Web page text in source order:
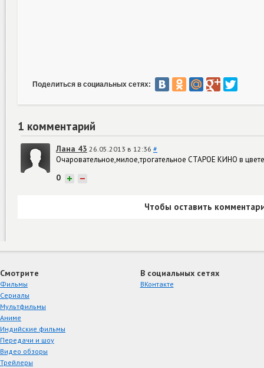
Поделиться в социальных сетях:
1 комментарий
Лана 43 26.05.2013 в 12:36 #
Очаровательное,милое,трогательное СТАРОЕ КИНО в
0 + −
Чтобы оставить
Смотрите
Фильмы
Сериалы
Мультфильмы
Аниме
Индийские фильмы
Передачи и шоу
Видео обзоры
Трейлеры
В социальных сетях
ВКонтакте